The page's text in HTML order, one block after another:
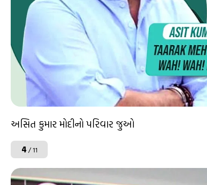
અસિત કુમાર મોદીનો પરિવાર જુઓ
4/ 11